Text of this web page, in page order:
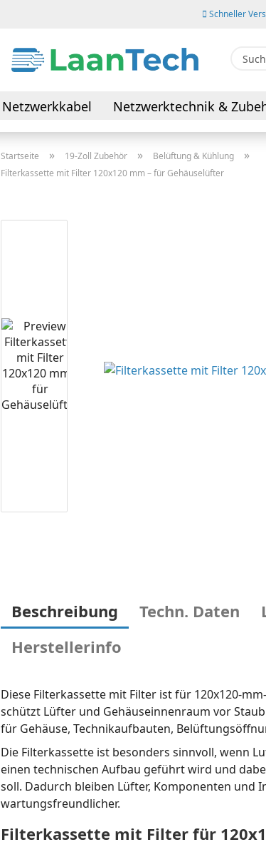
Schneller
Netzwerkkabel Netzwerktechnik &
Daten- & Verbindungskabel
AV-Kabel &
Startseite » 19-Zoll Zubehör » Belüftung & Kühlung »
Filterkassette mit Filter 120x120 mm – für Gehäuselüfter
Beschreibung Techn. Daten
Herstellerinfo
Diese Filterkassette mit Filter ist für 120x120-
schützt Lüfter und Gehäuseinnenraum vor
für Gehäuse, Technikaufbauten,
Die Filterkassette ist besonders sinnvoll, wenn
einen technischen Aufbau geführt wird und
soll. Dadurch bleiben Lüfter, Komponenten und
wartungsfreundlicher.
Filterkassette mit Filter für